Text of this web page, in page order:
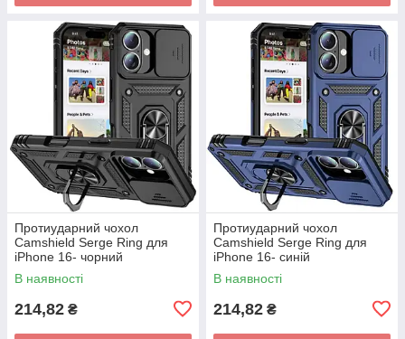
Протиударний чохол
Camshield Serge Ring для
iPhone 16- чорний
В наявності
214,82 ₴
Протиударний чохол
Camshield Serge Ring для
iPhone 16- синій
В наявності
214,82 ₴